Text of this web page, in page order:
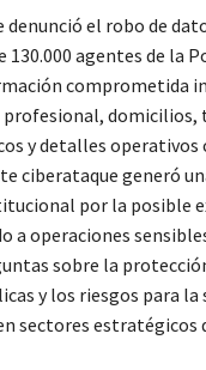
denunció el robo de
agentes de la
comprometida
profesional, domicilios,
y detalles operativos
ciberataque generó
por la posible
a operaciones
sobre la
y los riesgos para la
sectores estratégicos